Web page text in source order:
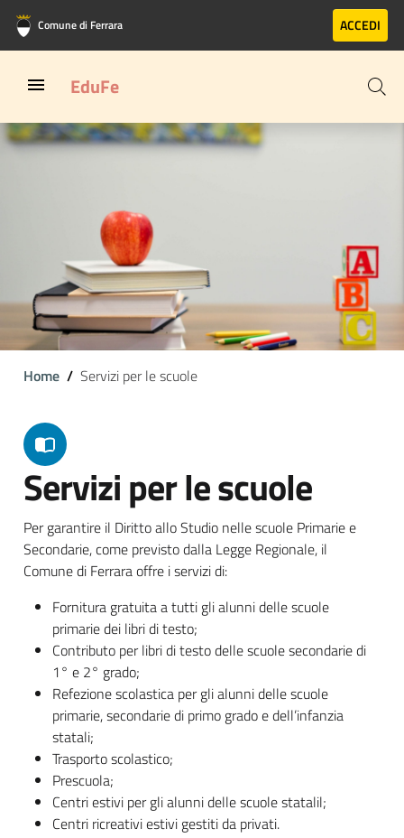
Vai al contenuto principale
Vai al footer
Comune di Ferrara ACCEDI
EduFe
Home Servizi per le scuole
Servizi per le scuole
Per garantire il Diritto allo Studio nelle scuole Primarie e
Secondarie, come previsto dalla Legge Regionale, il
Comune di Ferrara offre i servizi di:
Fornitura gratuita a tutti gli alunni delle scuole
primarie dei libri di testo;
Contributo per libri di testo delle scuole secondarie di
1° e 2° grado;
Refezione scolastica per gli alunni delle scuole
primarie, secondarie di primo grado e dell’infanzia
statali;
Trasporto scolastico;
Prescuola;
Centri estivi per gli alunni delle scuole statalil;
Centri ricreativi estivi gestiti da privati.